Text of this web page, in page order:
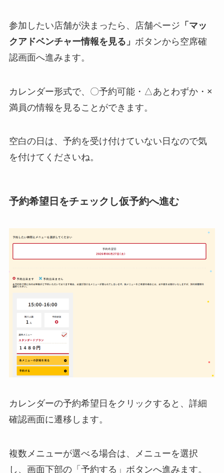
参加したい店舗が決まったら、店舗ページ 「マッ
クアドベンチャー情報を見る」 ボタンから空席確
認画面へ進みます。
カレンダー形式で、〇予約可能・△あとわずか・×
満員の情報を見ることができます。
空白の日は、予約を受け付けていない日なので気
を付けてくださいね。
予約希望日をチェックし仮予約へ進む
カレンダーの予約希望日をクリックすると、詳細
確認画面に遷移します。
複数メニューが選べる場合は、メニューを選択
し、画面下部の「予約する」ボタンへ進みます。